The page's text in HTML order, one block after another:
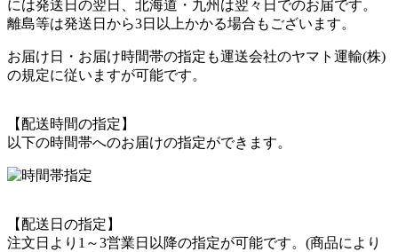
には発送日の翌日、北海道・九州は翌々日でのお届です。
離島等は発送日から3日以上かかる場合もございます。
お届け日・お届け時間帯の指定も運送会社のヤマト運輸(株)
の規定に従いますが可能です。
【配送時間の指定】
以下の時間帯へのお届けの指定ができます。
【配送日の指定】
注文日より1～3営業日以降の指定が可能です。(商品により